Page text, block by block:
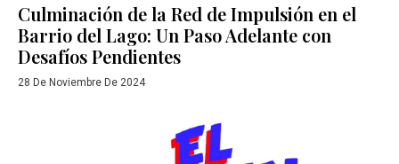
Culminación de la Red de Impulsión en el
Barrio del Lago: Un Paso Adelante con
Desafíos Pendientes
28 De Noviembre De 2024